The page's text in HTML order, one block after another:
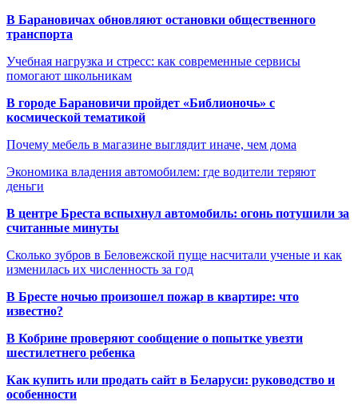
В Барановичах обновляют остановки общественного
транспорта
Учебная нагрузка и стресс: как современные сервисы
помогают школьникам
В городе Барановичи пройдет «Библионочь» с
космической тематикой
Почему мебель в магазине выглядит иначе, чем дома
Экономика владения автомобилем: где водители теряют
деньги
В центре Бреста вспыхнул автомобиль: огонь потушили за
считанные минуты
Сколько зубров в Беловежской пуще насчитали ученые и как
изменилась их численность за год
В Бресте ночью произошел пожар в квартире: что
известно?
В Кобрине проверяют сообщение о попытке увезти
шестилетнего ребенка
Как купить или продать сайт в Беларуси: руководство и
особенности